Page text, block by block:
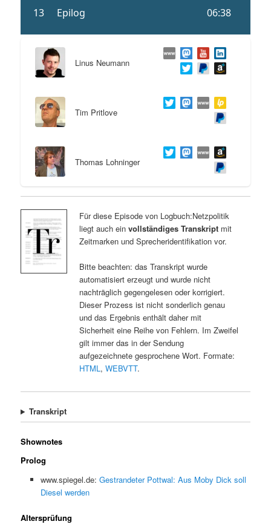
Linus Neumann
Tim Pritlove
Thomas Lohninger
Für diese Episode von Logbuch:Netzpolitik
liegt auch ein vollständiges Transkriptmit
Zeitmarken und Sprecheridentifikation vor.
Bitte beachten: das Transkript wurde
automatisiert erzeugt und wurde nicht
nachträglich gegengelesen oder korrigiert.
Dieser Prozess ist nicht sonderlich genau
und das Ergebnis enthält daher mit
Sicherheit eine Reihe von Fehlern. Im Zweifel
gilt immer das in der Sendung
aufgezeichnete gesprochene Wort. Formate:
HTML, WEBVTT.
Transkript
Shownotes
Prolog
www.spiegel.de: Gestrandeter Pottwal: Aus Moby Dick soll
Diesel werden
Altersprüfung